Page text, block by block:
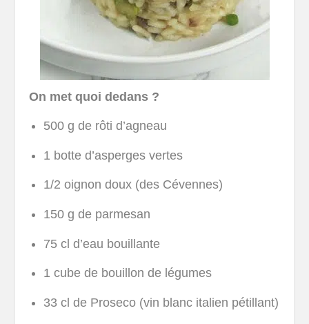
On met quoi dedans ?
500 g de rôti d’agneau
1 botte d’asperges vertes
1/2 oignon doux (des Cévennes)
150 g de parmesan
75 cl d’eau bouillante
1 cube de bouillon de légumes
33 cl de Proseco (vin blanc italien pétillant)